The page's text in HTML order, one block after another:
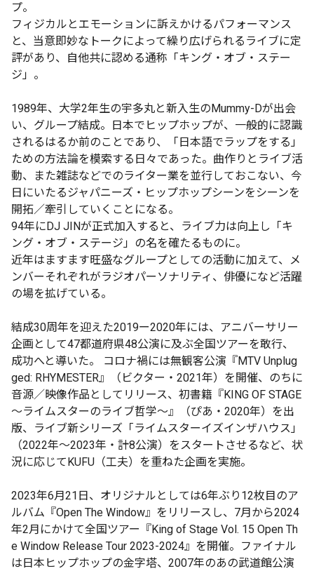
プ。
フィジカルとエモーションに訴えかけるパフォーマンス
と、当意即妙なトークによって繰り広げられるライブに定
評があり、自他共に認める通称「キング・オブ・ステー
ジ」。
1989年、大学2年生の宇多丸と新入生のMummy-Dが出会
い、グループ結成。日本でヒップホップが、一般的に認識
されるはるか前のことであり、「日本語でラップをする」
ための方法論を模索する日々であった。曲作りとライブ活
動、また雑誌などでのライター業を並行しておこない、今
日にいたるジャパニーズ・ヒップホップシーンをシーンを
開拓／牽引していくことになる。
94年にDJ JINが正式加入すると、ライブ力は向上し「キ
ング・オブ・ステージ」の名を確たるものに。
近年はますます旺盛なグループとしての活動に加えて、メ
ンバーそれぞれがラジオパーソナリティ、俳優になど活躍
の場を拡げている。
結成30周年を迎えた2019ー2020年には、アニバーサリー
企画として47都道府県48公演に及ぶ全国ツアーを敢行、
成功へと導いた。 コロナ禍には無観客公演『MTV Unplug
ged: RHYMESTER』（ビクター・2021年）を開催、のちに
音源／映像作品としてリリース、初書籍『KING OF STAGE
～ライムスターのライブ哲学～』（ぴあ・2020年）を出
版、ライブ新シリーズ「ライムスターイズインザハウス」
（2022年～2023年・計8公演）をスタートさせるなど、状
況に応じてKUFU（工夫）を重ねた企画を実施。
2023年6月21日、オリジナルとしては6年ぶり12枚目のア
ルバム『Open The Window』をリリースし、7月から2024
年2月にかけて全国ツアー『King of Stage Vol. 15 Open Th
e Window Release Tour 2023-2024』を開催。ファイナル
は日本ヒップホップの金字塔、2007年のあの武道館公演